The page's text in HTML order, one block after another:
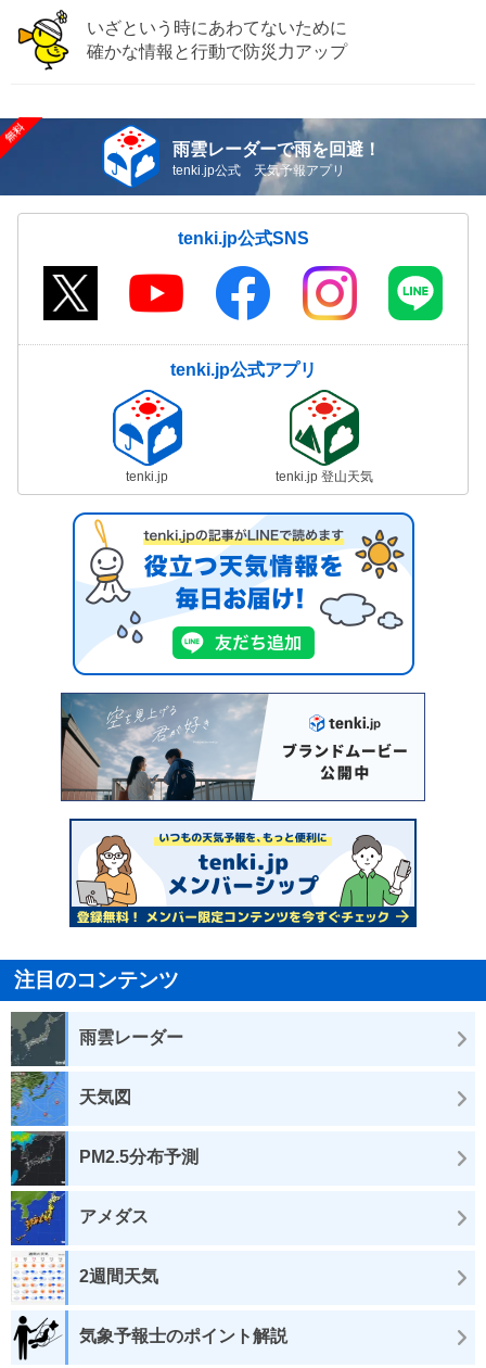
いざという時にあわてないために
確かな情報と行動で防災力アップ
雨雲レーダーで雨を回避！
tenki.jp公式 天気予報アプリ
tenki.jp公式SNS
tenki.jp公式アプリ
tenki.jp tenki.jp 登山天気
注目のコンテンツ
雨雲レーダー
天気図
PM2.5分布予測
アメダス
2週間天気
気象予報士のポイント解説